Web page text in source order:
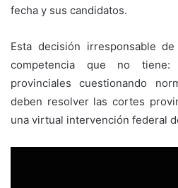
fecha y sus candidatos.
Esta decisión irresponsable
competencia que no
provinciales cuestionando
deben resolver las cortes
una virtual intervención federal